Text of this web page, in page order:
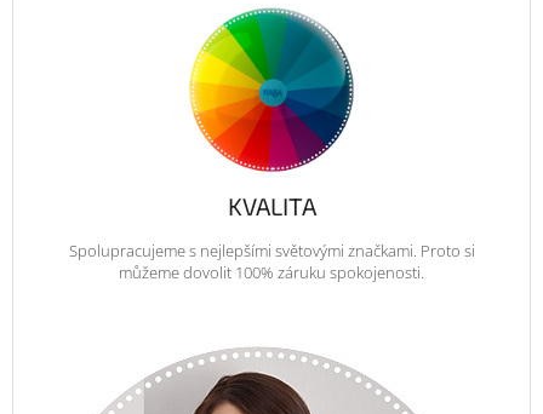
KVALITA
Spolupracujeme s nejlepšími světovými značkami. Proto si
můžeme dovolit 100% záruku spokojenosti.